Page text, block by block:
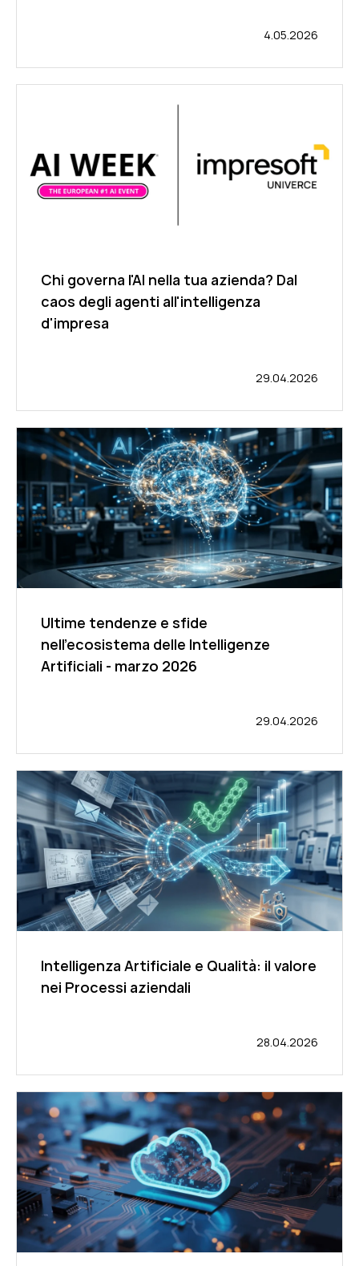
4.05.2026
Chi governa l'AI nella tua azienda? Dal
caos degli agenti all'intelligenza
d'impresa
29.04.2026
Ultime tendenze e sfide
nell'ecosistema delle Intelligenze
Artificiali - marzo 2026
29.04.2026
Intelligenza Artificiale e Qualità: il valore
nei Processi aziendali
28.04.2026